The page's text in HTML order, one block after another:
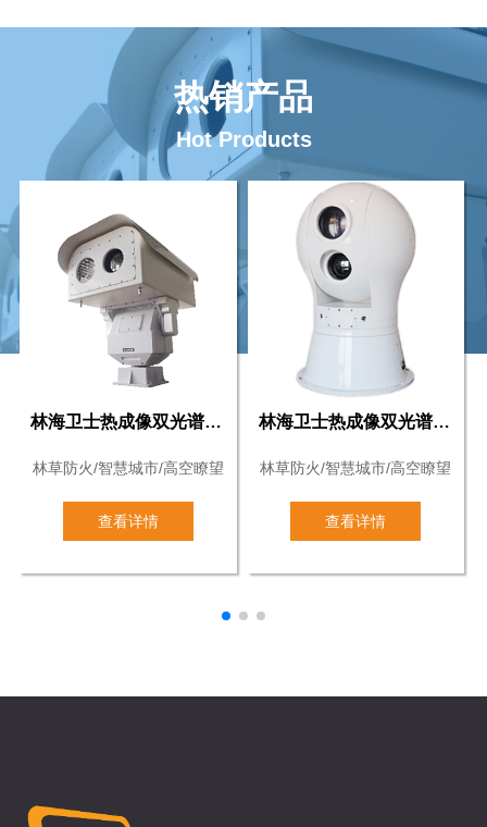
热销产品
Hot Products
林海卫士热成像双光谱摄像机
林草防火/智慧城市/高空瞭望
查看详情
林海卫士热成像双光谱摄像机
林草防火/智慧城市/高空瞭望
查看详情